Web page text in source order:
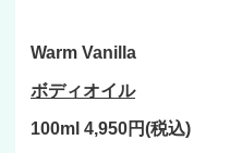
Warm Vanilla
ボディオイル
100ml 4,950円(税込)